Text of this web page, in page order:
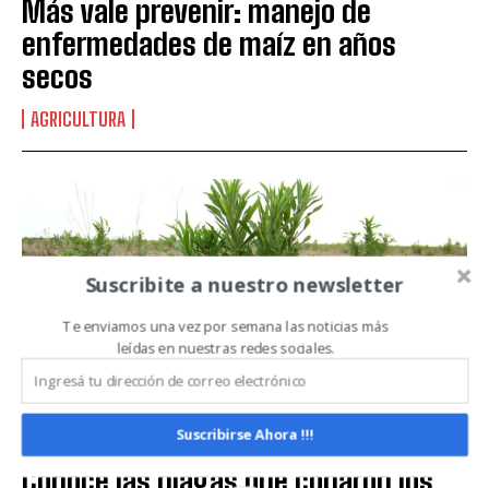
Leí y acepto laPolítica de Privacidad.
Más vale prevenir: manejo de
enfermedades de maíz en años
secos
AGRICULTURA
Conocé las plagas que coparon los
Suscribite a nuestro newsletter
Te enviamos una vez por semana las noticias más
leídas en nuestras redes sociales.
Suscribirse Ahora !!!